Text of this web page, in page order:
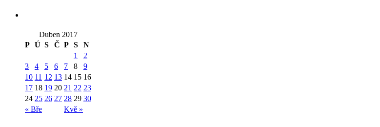
Duben 2017
P Ú S Č P S N
« Bře Kvě »
1
2
3
4 5 6 7 8
9
10 11 12 13 14 15 16
17 18 19 20 21 22 23
24 25 26 27 28 29 30